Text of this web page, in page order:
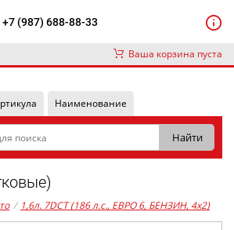
+7 (987) 688-88-33
Ваша корзина пуста
Наименование
/ 1,6л. 7DCT (186 л.с., ЕВРО 6, БЕНЗИН, 4x2)